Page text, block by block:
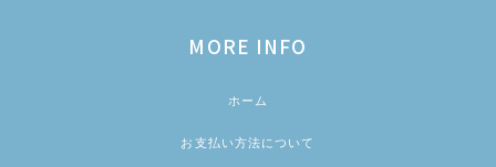
MORE INFO
ホーム
お支払い方法について